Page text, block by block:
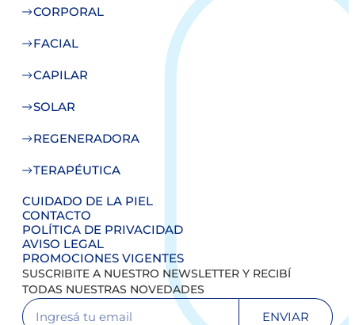
CORPORAL
FACIAL
CAPILAR
SOLAR
REGENERADORA
TERAPÉUTICA
CUIDADO DE LA PIEL
CONTACTO
POLÍTICA DE PRIVACIDAD
AVISO LEGAL
PROMOCIONES VIGENTES
SUSCRIBITE A NUESTRO NEWSLETTER Y RECIBÍ
TODAS NUESTRAS NOVEDADES
ENVIAR